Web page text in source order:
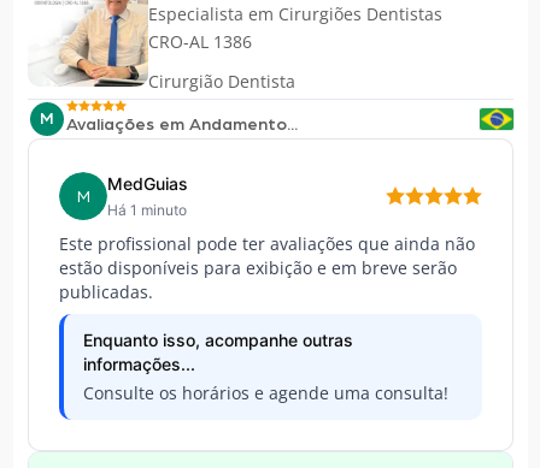
Especialista em Cirurgiões Dentistas
CRO-AL 1386
Cirurgião Dentista
M Avaliações em Andamento...
M
MedGuias
Há 1 minuto
Este profissional pode ter avaliações que ainda não
estão disponíveis para exibição e em breve serão
publicadas.
Enquanto isso, acompanhe outras
informações...
Consulte os horários e agende uma consulta!